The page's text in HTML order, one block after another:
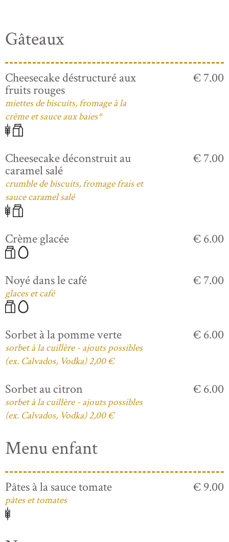
Gâteaux
Cheesecake déstructuré aux
fruits rouges
miettes de biscuits, fromage à la
crème et sauce aux baies*
€ 7.00
Cheesecake déconstruit au
caramel salé
crumble de biscuits, fromage frais et
sauce caramel salé
€ 7.00
Crème glacée € 6.00
Noyé dans le café
glaces et café
€ 7.00
Sorbet à la pomme verte
sorbet à la cuillère - ajouts possibles
(ex. Calvados, Vodka) 2,00 €
€ 6.00
Sorbet au citron
sorbet à la cuillère - ajouts possibles
(ex. Calvados, Vodka) 2,00 €
€ 6.00
Menu enfant
Pâtes à la sauce tomate
pâtes et tomates
€ 9.00